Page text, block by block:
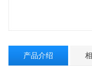
产品介绍